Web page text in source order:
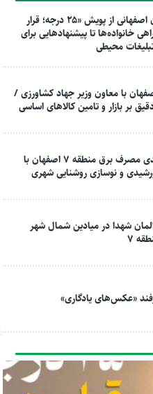
روایت شهروندان اصفهانی از پویش «۲۵ درجه؛ قرار
خانواده‌ها تا پیشنهادهایی برای
محیطی
با معاون وزیر جهاد کشاورزی /
بر بازار و تامین کالاهای اساسی
کاهش ۱۵ درصدی مصرف برق منطقه ۷ اصفهان با
و نوسازی روشنایی شهری
شهدا در میادین شمال شهر
۷
«عکس‌های یادگاری»